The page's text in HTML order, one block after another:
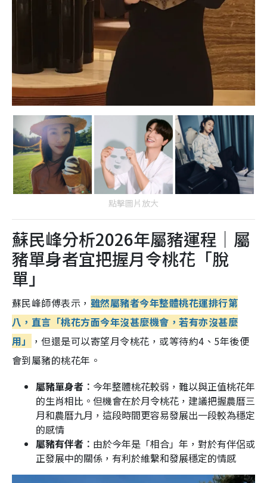
點擊圖片放大
蘇民峰分析2026年屬豬運程｜屬
豬單身者宜把握月令桃花「脫
單」
蘇民峰師傅表示， 雖然屬豬者今年整體桃花運排行第
八，直言「桃花方面今年沒甚麼機會，若有亦沒甚麼
用」
，但還是可以寄望月令桃花，或等待約4、5年後便
會到屬豬的桃花年。
屬豬單身者︰ 今年整體桃花較弱，難以與正值桃花年
的生肖相比。但機會在於月令桃花，建議把握農曆三
月和農曆九月，這段時間更容易發展出一段較為穩定
的感情
屬豬有伴者︰ 由於今年是「相合」年，對於有伴侶或
正發展中的關係，有利於維繫和發展穩定的情感